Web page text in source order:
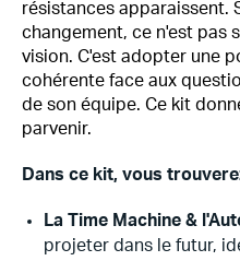
résistances apparaissent.
changement, ce n'est pas
vision. C'est adopter une
cohérente face aux
de son équipe. Ce kit
parvenir.
Dans ce kit, vous
La Time Machine &
projeter dans le futur,